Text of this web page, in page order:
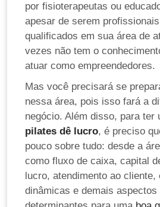
por fisioterapeutas ou
apesar de serem
qualificados em sua área de
vezes não tem o
atuar como empreendedores.
Mas você precisará se
nessa área, pois isso fará a
negócio. Além disso, para ter
pilates dê lucro, é preciso
pouco sobre tudo: desde a
como fluxo de caixa, capital
lucro, atendimento ao cliente,
dinâmicas e demais aspectos